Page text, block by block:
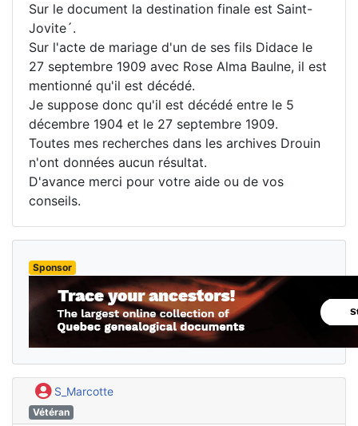
Sur le document la destination finale est Saint-
Jovite´.
Sur l'acte de mariage d'un de ses fils Didace le
27 septembre 1909 avec Rose Alma Baulne, il est
mentionné qu'il est décédé.
Je suppose donc qu'il est décédé entre le 5
décembre 1904 et le 27 septembre 1909.
Toutes mes recherches dans les archives Drouin
n'ont données aucun résultat.
D'avance merci pour votre aide ou de vos
conseils.
Sponsor
S_Marcotte
Vétéran